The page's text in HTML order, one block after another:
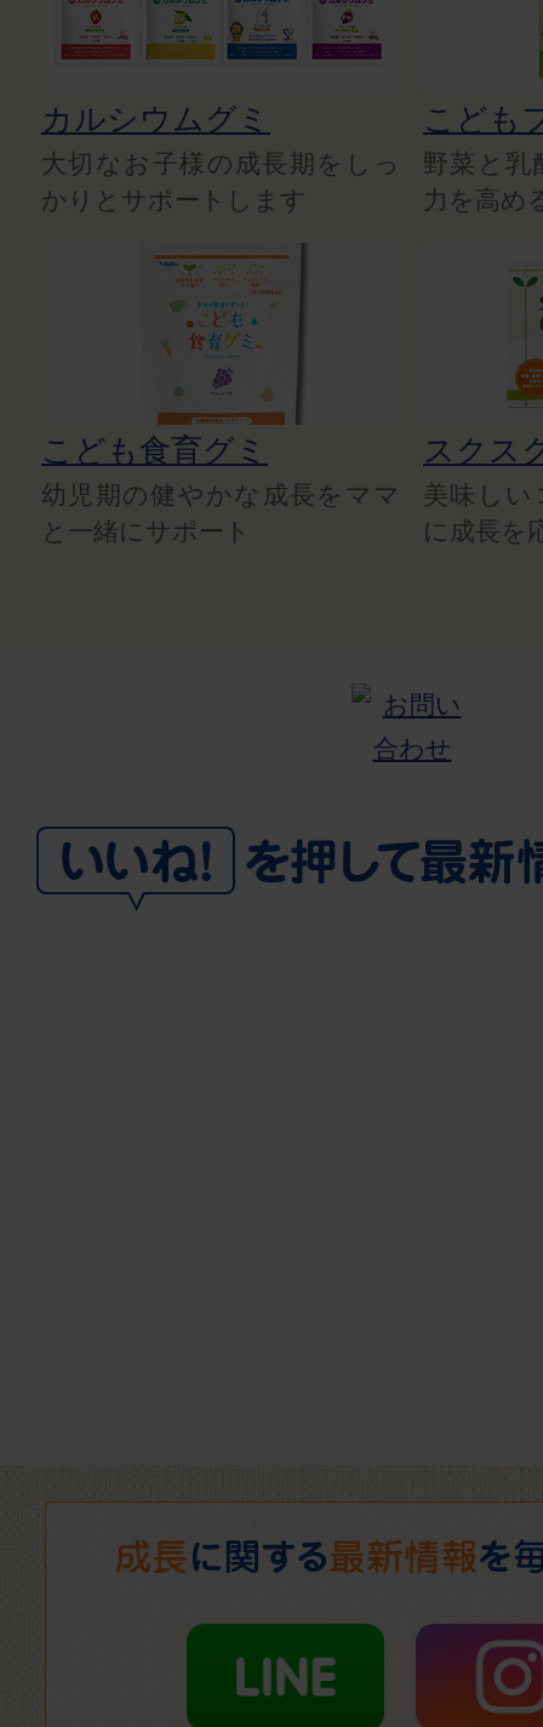
カルシウムグミ
大切なお子様の成長期をしっ
かりとサポートします
こども
野菜と乳
力を高め
こども食育グミ
幼児期の健やかな成長をママ
と一緒にサポート
スクス
美味しい
に成長を